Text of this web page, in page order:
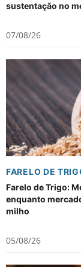
sustentação no
07/08/26
FARELO DE
Farelo de Trigo:
enquanto
milho
05/08/26